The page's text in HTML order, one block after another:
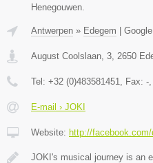
Henegouwen.
Antwerpen » Edegem |
August Coolslaan, 3 2650
Tel: +32 (0)483581451 , Fax: -
E-mail › JOKI
Website: http://
JOKI's musical journey is an